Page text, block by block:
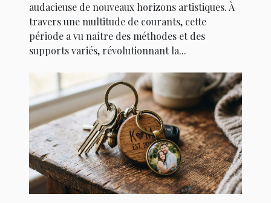
audacieuse de nouveaux horizons artistiques. À
travers une multitude de courants, cette
période a vu naître des méthodes et des
supports variés, révolutionnant la...